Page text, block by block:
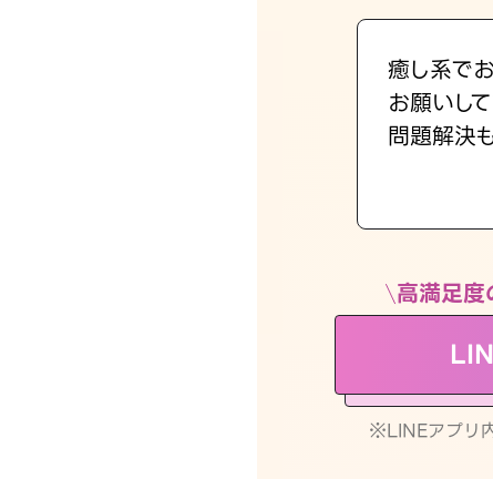
癒し系で
お願いし
問題解決
高満足度
※LINEアプリ